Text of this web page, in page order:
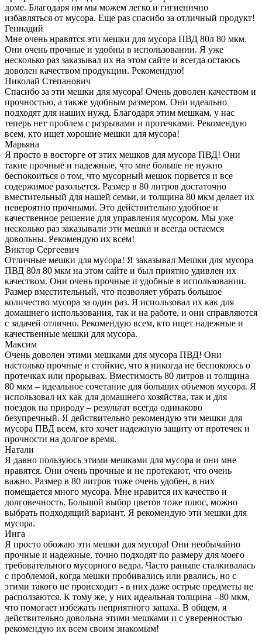
доме. Благодаря им мы можем легко и гигиенично
избавляться от мусора. Еще раз спасибо за отличный продукт!
Геннадий
Мне очень нравятся эти мешки для мусора ПВД 80л 80 мкм.
Они очень прочные и удобны в использовании. Я уже
несколько раз заказывал их на этом сайте и всегда остаюсь
доволен качеством продукции. Рекомендую!
Николай Степанович
Спасибо за эти мешки для мусора! Очень доволен качеством и
прочностью, а также удобным размером. Они идеально
подходят для наших нужд. Благодаря этим мешкам, у нас
теперь нет проблем с разрывами и протечками. Рекомендую
всем, кто ищет хорошие мешки для мусора!
Марьяна
Я просто в восторге от этих мешков для мусора ПВД! Они
такие прочные и надежные, что мне больше не нужно
беспокоиться о том, что мусорный мешок порвется и все
содержимое разольется. Размер в 80 литров достаточно
вместительный для нашей семьи, и толщина 80 мкм делает их
невероятно прочными. Это действительно удобное и
качественное решение для управления мусором. Мы уже
несколько раз заказывали эти мешки и всегда остаемся
довольны. Рекомендую их всем!
Виктор Сергеевич
Отличные мешки для мусора! Я заказывал Мешки для мусора
ПВД 80л 80 мкм на этом сайте и был приятно удивлен их
качеством. Они очень прочные и удобные в использовании.
Размер вместительный, что позволяет убрать большое
количество мусора за один раз. Я использовал их как для
домашнего использования, так и на работе, и они справляются
с задачей отлично. Рекомендую всем, кто ищет надежные и
качественные мешки для мусора.
Максим
Очень доволен этими мешками для мусора ПВД! Они
настолько прочные и стойкие, что я никогда не беспокоюсь о
протечках или прорывах. Вместимость 80 литров и толщина
80 мкм – идеальное сочетание для больших объемов мусора. Я
использовал их как для домашнего хозяйства, так и для
поездок на природу – результат всегда одинаково
безупречный. Я действительно рекомендую эти мешки для
мусора ПВД всем, кто хочет надежную защиту от протечек и
прочности на долгое время.
Натали
Я давно пользуюсь этими мешками для мусора и они мне
нравятся. Они очень прочные и не протекают, что очень
важно. Размер в 80 литров тоже очень удобен, в них
помещается много мусора. Мне нравится их качество и
долговечность. Большой выбор цветов тоже плюс, можно
выбрать подходящий вариант. Я рекомендую эти мешки для
мусора.
Инга
Я просто обожаю эти мешки для мусора! Они необычайно
прочные и надежные, точно подходят по размеру для моего
требовательного мусорного ведра. Часто раньше сталкивалась
с проблемой, когда мешки пробивались или рвались, но с
этими такого не происходит - в них даже острые предметы не
расползаются. К тому же, у них идеальная толщина - 80 мкм,
что помогает избежать неприятного запаха. В общем, я
действительно довольна этими мешками и с уверенностью
рекомендую их всем своим знакомым!